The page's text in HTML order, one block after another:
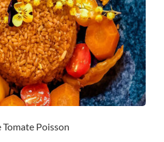
Poisson